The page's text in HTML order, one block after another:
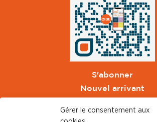
Gérer le consentement aux
S'abonner
Nouvel arrivant